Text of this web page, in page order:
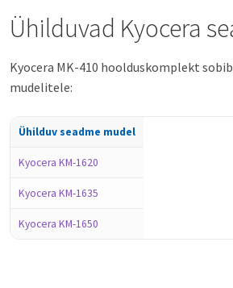
Ühilduvad Kyocera
Kyocera MK-410 hoolduskomplekt
mudelitele:
Ühilduv seadme mudel
Kyocera KM-1620
Kyocera KM-1635
Kyocera KM-1650